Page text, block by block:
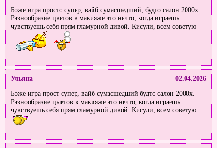
Боже игра просто супер, вайб сумасшедший, будто салон 2000х.
Разнообразие цветов в макияже это нечто, когда играешь
чувствуешь себя прям гламурной дивой. Кисули, всем советую
Ульяна
02.04.2026
Боже игра прост супер, вайб сумасшедший будто салон 2000х.
Разнообразие цыетов в макияже это нечто, когда играешь
чувствуешь себя прям гламурной дивой. Кисули, всем советую